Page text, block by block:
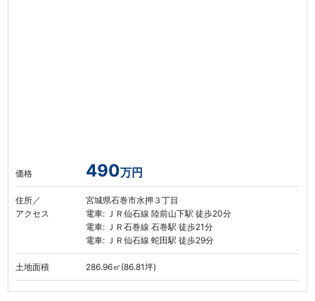
価格 490万円
住所／
アクセス
宮城県石巻市水押３丁目
電車: ＪＲ仙石線 陸前山下駅 徒歩20分
電車: ＪＲ石巻線 石巻駅 徒歩21分
電車: ＪＲ仙石線 蛇田駅 徒歩29分
土地面積 286.96㎡(86.81坪)